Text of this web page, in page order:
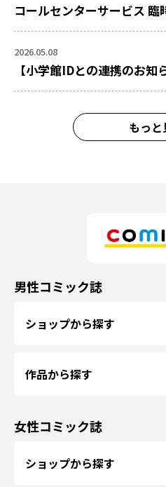
コールセンターサービス 臨
2026.05.08
【小学館IDとの連携のお知
もっと
男性コミック誌
ショップから探す
作品から探す
女性コミック誌
ショップから探す